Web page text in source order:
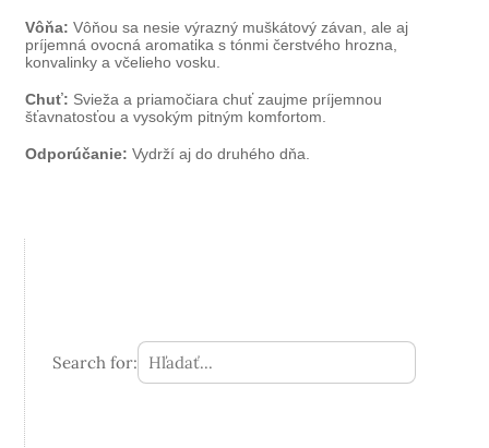
Vôňa: Vôňou sa nesie výrazný muškátový závan, ale aj
príjemná ovocná aromatika s tónmi čerstvého hrozna,
konvalinky a včelieho vosku.
Chuť: Svieža a priamočiara chuť zaujme príjemnou
šťavnatosťou a vysokým pitným komfortom.
Odporúčanie: Vydrží aj do druhého dňa.
Search for: